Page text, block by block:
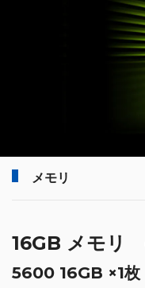
メモリ
16GB メモリ
5600 16GB ×1枚